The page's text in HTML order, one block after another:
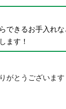
できるお手入れ
ます！
がとうございます